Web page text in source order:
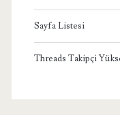
Sayfa Listesi
Threads Takipçi